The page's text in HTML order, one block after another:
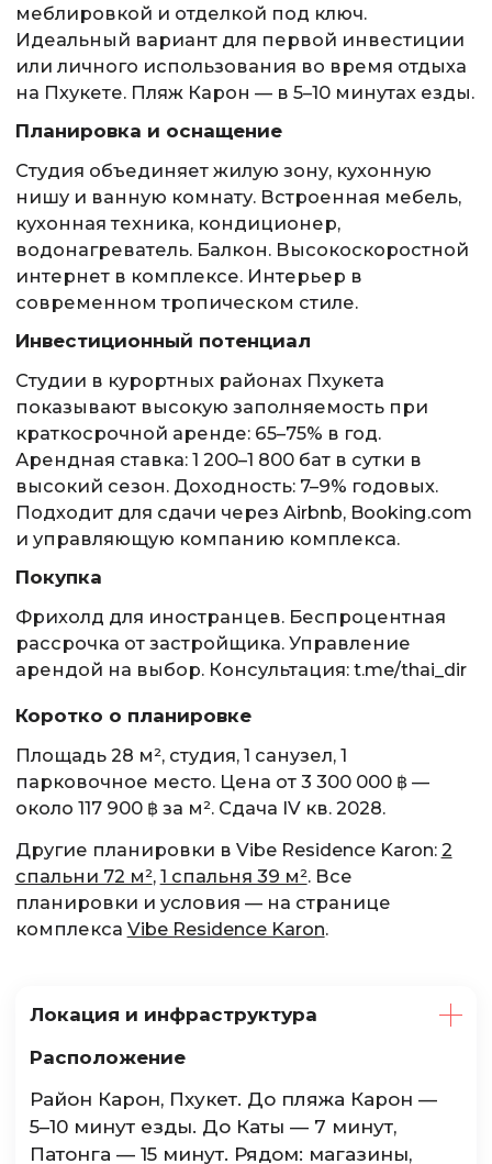
меблировкой и отделкой под ключ.
Идеальный вариант для первой инвестиции
или личного использования во время отдыха
на Пхукете. Пляж Карон — в 5–10 минутах езды.
Планировка и оснащение
Студия объединяет жилую зону, кухонную
нишу и ванную комнату. Встроенная мебель,
кухонная техника, кондиционер,
водонагреватель. Балкон. Высокоскоростной
интернет в комплексе. Интерьер в
современном тропическом стиле.
Инвестиционный потенциал
Студии в курортных районах Пхукета
показывают высокую заполняемость при
краткосрочной аренде: 65–75% в год.
Арендная ставка: 1 200–1 800 бат в сутки в
высокий сезон. Доходность: 7–9% годовых.
Подходит для сдачи через Airbnb, Booking.com
и управляющую компанию комплекса.
Покупка
Фрихолд для иностранцев. Беспроцентная
рассрочка от застройщика. Управление
арендой на выбор. Консультация: t.me/thai_dir
Коротко о планировке
Площадь 28 м², студия, 1 санузел, 1
парковочное место. Цена от 3 300 000 ฿ —
около 117 900 ฿ за м². Сдача IV кв. 2028.
Другие планировки в Vibe Residence Karon: 2
спальни 72 м², 1 спальня 39 м². Все
планировки и условия — на странице
комплекса Vibe Residence Karon.
Локация и инфраструктура
Расположение
Район Карон, Пхукет. До пляжа Карон —
5–10 минут езды. До Каты — 7 минут,
Патонга — 15 минут. Рядом: магазины,